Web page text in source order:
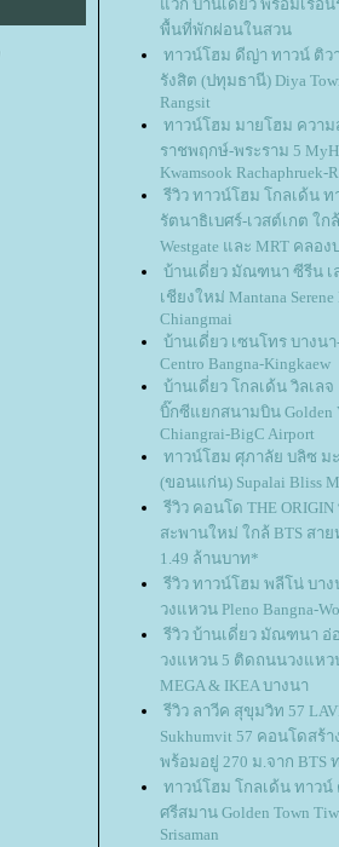
วก บ้านเดี่ยว พร้อมเรือน
พื้นที่พักผ่อนในสวน
ทาวน์โฮม ดีญ่า ทาวน์ ติว
รังสิต (ปทุมธานี) Diya
Rangsit
ทาวน์โฮม มายโฮม ควา
ราชพฤกษ์-พระราม 5
Kwamsook Rachaphruek-
รีวิว ทาวน์โฮม โกลเด้น ท
รัตนาธิเบศร์-เวสต์เกต ใก
Westgate และ MRT คลอง
บ้านเดี่ยว มัณฑนา ซีรีน เ
เชียงใหม่ Mantana Serene
Chiangmai
บ้านเดี่ยว เซนโทร บางน
Centro Bangna-Kingkaew
บ้านเดี่ยว โกลเด้น วิลเลจ
บิ๊กซีแยกสนามบิน Golden
Chiangrai-BigC Airport
ทาวน์โฮม ศุภาลัย บลิซ ม
(ขอนแก่น) Supalai Bliss
รีวิว คอนโด THE
สะพานใหม่ ใกล้ BTS สา
1.49 ล้านบาท*
รีวิว ทาวน์โฮม พลีโน่ บาง
วงแหวน Pleno Bangna-
รีวิว บ้านเดี่ยว มัณฑนา อ่
วงแหวน 5 ติดถนนวงแหว
MEGA & IKEA บางนา
รีวิว ลาวีค สุขุมวิท 57
Sukhumvit 57 คอนโดสร้า
พร้อมอยู่ 270 ม.จาก BTS
ทาวน์โฮม โกลเด้น ทาวน์
ศรีสมาน Golden Town
Srisaman